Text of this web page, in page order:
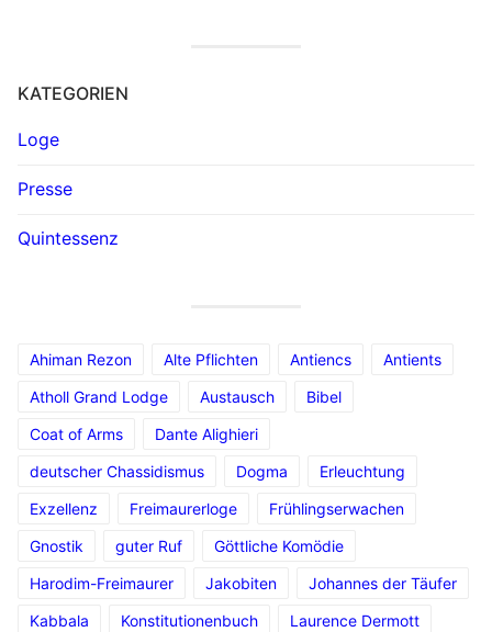
KATEGORIEN
Loge
Presse
Quintessenz
Ahiman Rezon Alte Pflichten Antiencs
Antients
Atholl Grand Lodge
Austausch
Bibel
Coat of Arms
Dante Alighieri
deutscher Chassidismus
Dogma
Erleuchtung
Exzellenz
Freimaurerloge
Frühlingserwachen
Gnostik
guter Ruf
Göttliche Komödie
Harodim-Freimaurer
Jakobiten
Johannes der Täufer
Kabbala
Konstitutionenbuch
Laurence Dermott